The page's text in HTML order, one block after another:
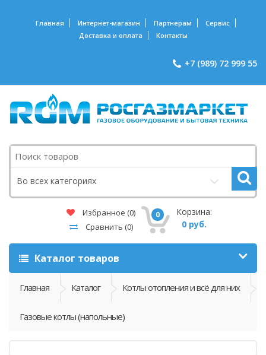
Главная Интернет-магазин Партнерам
Сервис
Доставка и оплата
Контакты
+7 (989) 72 999 55
Поиск
Во всех категориях
Избранное (0)
Сравнить (0)
0
Корзина:
0 руб.
Каталог товаров
Главная Каталог Котлы отопления и всё для них
Газовые котлы (напольные)